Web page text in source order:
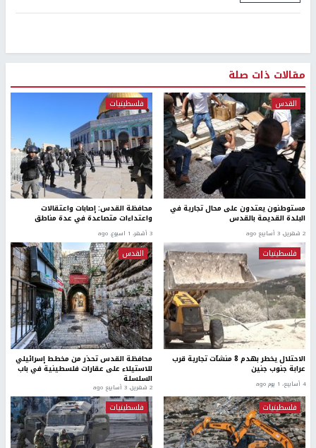
مقالات ذات صلة
القدس
مستوطنون يعتدون على محال تجارية في
البلدة القديمة بالقدس
2 شهرين، 3 أسابيع ago
فلسطينيات
محافظة القدس: إصابات واعتقالات
واعتداءات متصاعدة في عدة مناطق
3 أشهر، 1 اسبوع. ago
فلسطينيات
الاحتلال يخطر بهدم 8 منشآت تجارية قرب
عرابة جنوب جنين
4 أسابيع، 1 يوم ago
القدس
محافظة القدس تحذر من مخطط إسرائيلي
للاستيلاء على عقارات فلسطينية في باب
السلسلة
2 شهرين، 3 أسابيع ago
فلسطينيات فلسطينيات